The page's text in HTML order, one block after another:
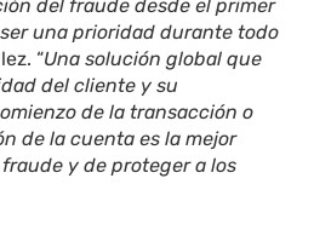
del fraude desde el primer
una prioridad durante todo
“Una solución global que
del cliente y su
de la transacción o
de la cuenta es la mejor
y de proteger a los